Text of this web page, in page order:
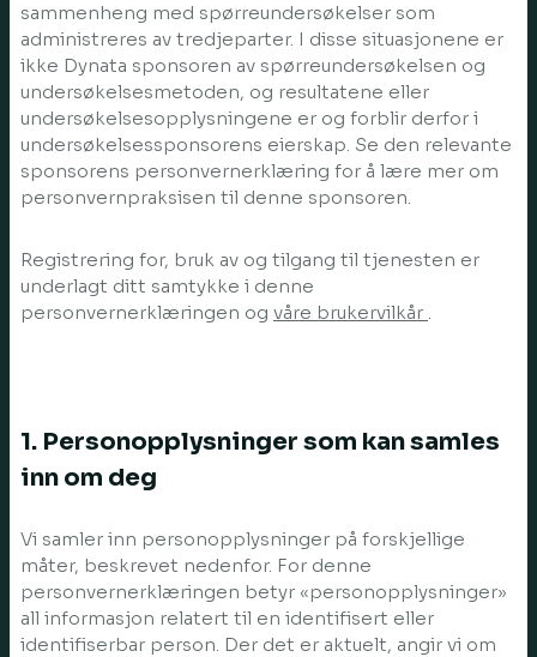
sammenheng med spørreundersøkelser som
administreres av tredjeparter. I disse situasjonene er
ikke Dynata sponsoren av spørreundersøkelsen og
undersøkelsesmetoden, og resultatene eller
undersøkelsesopplysningene er og forblir derfor i
undersøkelsessponsorens eierskap. Se den relevante
sponsorens personvernerklæring for å lære mer om
personvernpraksisen til denne sponsoren.
Registrering for, bruk av og tilgang til tjenesten er
underlagt ditt samtykke i denne
personvernerklæringen og våre brukervilkår .
1. Personopplysninger som kan samles
inn om deg
Vi samler inn personopplysninger på forskjellige
måter, beskrevet nedenfor. For denne
personvernerklæringen betyr «personopplysninger»
all informasjon relatert til en identifisert eller
identifiserbar person. Der det er aktuelt, angir vi om